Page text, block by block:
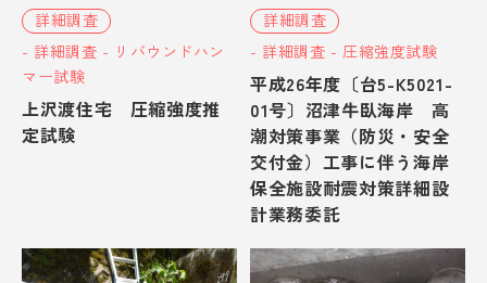
詳細調査
- 詳細調査 - リバウンドハン
マー試験
上沢渡住宅 圧縮強度推
定試験
詳細調査
- 詳細調査 - 圧縮強度試験
平成26年度〔台5-K5021-
01号〕沼津牛臥海岸 高
潮対策事業（防災・安全
交付金）工事に伴う海岸
保全施設耐震対策詳細設
計業務委託